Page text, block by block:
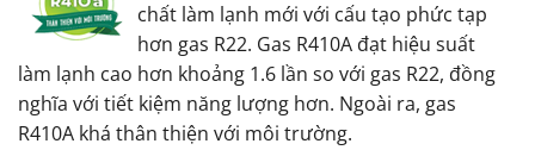
chất làm lạnh mới với cấu tạo phức tạp
hơn gas R22. Gas R410A đạt hiệu suất
làm lạnh cao hơn khoảng 1.6 lần so với gas R22, đồng
nghĩa với tiết kiệm năng lượng hơn. Ngoài ra, gas
R410A khá thân thiện với môi trường.